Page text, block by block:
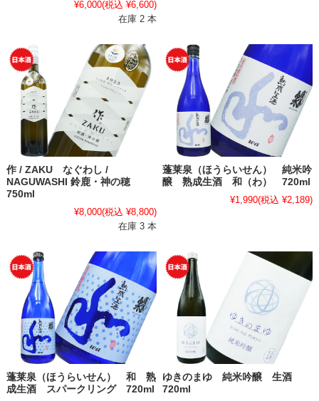
¥6,000(税込 ¥6,600)
在庫 2 本
作 / ZAKU なぐわし /
NAGUWASHI 鈴鹿・神の穂
750ml
¥8,000(税込 ¥8,800)
在庫 3 本
蓬莱泉（ほうらいせん） 純米吟
醸 熟成生酒 和（わ） 720ml
¥1,990(税込 ¥2,189)
蓬莱泉（ほうらいせん） 和 熟
成生酒 スパークリング 720ml
ゆきのまゆ 純米吟醸 生酒
720ml